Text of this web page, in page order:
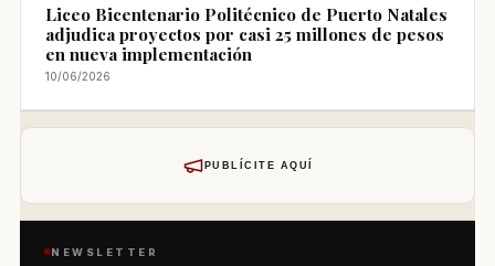
Liceo Bicentenario Politécnico de Puerto Natales
adjudica proyectos por casi 25 millones de pesos
en nueva implementación
10/06/2026
PUBLÍCITE AQUÍ
NEWSLETTER